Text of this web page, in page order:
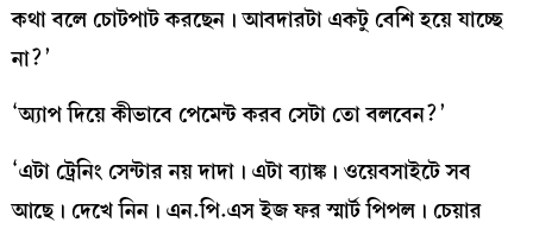
কথা বলে চোটপাট করছেন। আবদারটা একটু বেশি হয়ে যাচ্ছে
না?’
‘অ্যাপ দিয়ে কীভাবে পেমেন্ট করব সেটা তো বলবেন?’
‘এটা ট্রেনিং সেন্টার নয় দাদা। এটা ব্যাঙ্ক। ওয়েবসাইটে সব
আছে। দেখে নিন। এন.পি.এস ইজ ফর স্মার্ট পিপল। চেয়ার